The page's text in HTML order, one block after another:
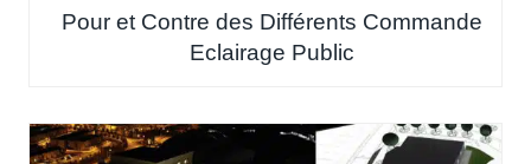
Pour et Contre des Différents Commande
Eclairage Public